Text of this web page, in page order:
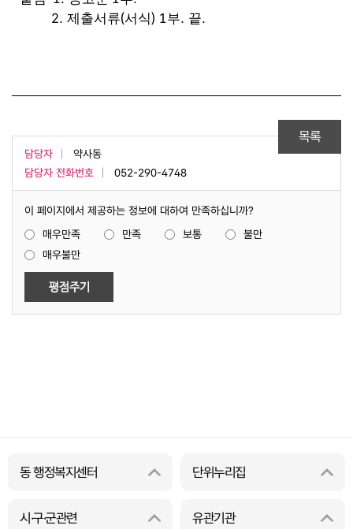
2. 제출서류(서식) 1부. 끝.
목록
담당자
약사동
담당자 전화번호
052-290-4748
이 페이지에서 제공하는 정보에 대하여 만족하십니까?
매우만족
만족 보통
불만
매우불만
동 행정복지센터 단위누리집
시·구·군관련 유관기관